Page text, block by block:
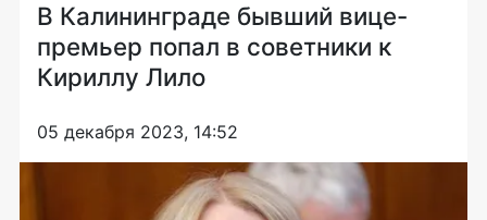
В Калининграде бывший вице-
премьер попал в советники к
Кириллу Лило
05 декабря 2023, 14:52